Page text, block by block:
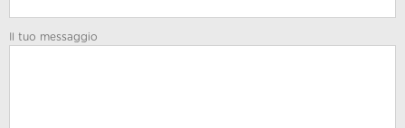
Il tuo messaggio